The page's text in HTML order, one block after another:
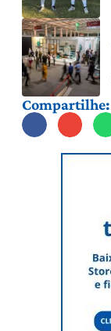
Compartilhe: